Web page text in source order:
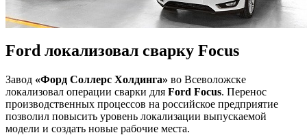
Ford локализовал сварку Focus
Завод «Форд Соллерс Холдинга» во Всеволожске
локализовал операции сварки для Ford Focus. Перенос
производственных процессов на российское предприятие
позволил повысить уровень локализации выпускаемой
модели и создать новые рабочие места.